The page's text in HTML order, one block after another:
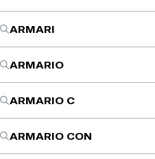
ARMARI
ARMARIO
ARMARIO C
ARMARIO CON